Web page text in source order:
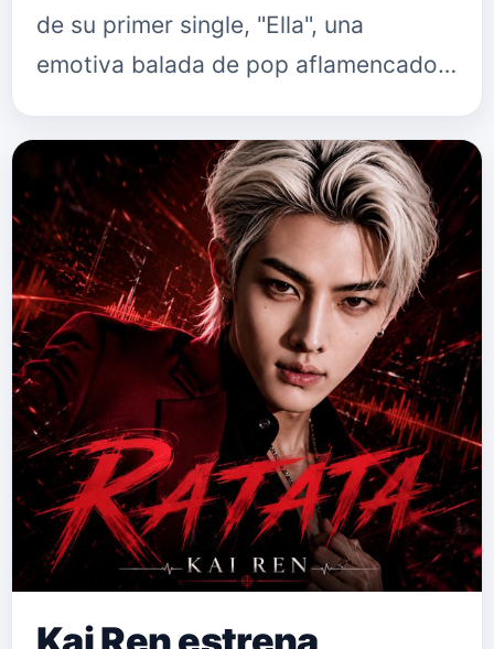
de su primer single, "Ella", una
emotiva balada de pop aflamencado
plataformas digitales. El tema, …